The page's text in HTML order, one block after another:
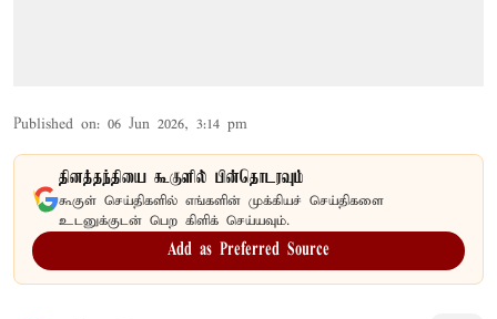
Published on: 06 Jun 2026, 3:14 pm
தினத்தந்தியை கூகுளில் பின்தொடரவும்
கூகுள் செய்திகளில் எங்களின் முக்கியச் செய்திகளை
உடனுக்குடன் பெற கிளிக் செய்யவும்.
Add as Preferred Source